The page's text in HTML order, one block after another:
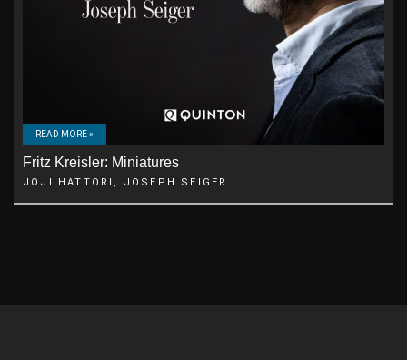
READ MORE »
Fritz Kreisler: Miniatures
JOJI HATTORI, JOSEPH SEIGER